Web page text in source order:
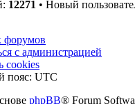
12271 • Новый
форумов
с администрацией
cookies
пояс: UTC
phpBB® Forum